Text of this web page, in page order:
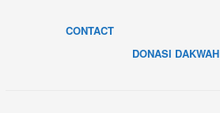
CONTACT
DONASI DAKWAH